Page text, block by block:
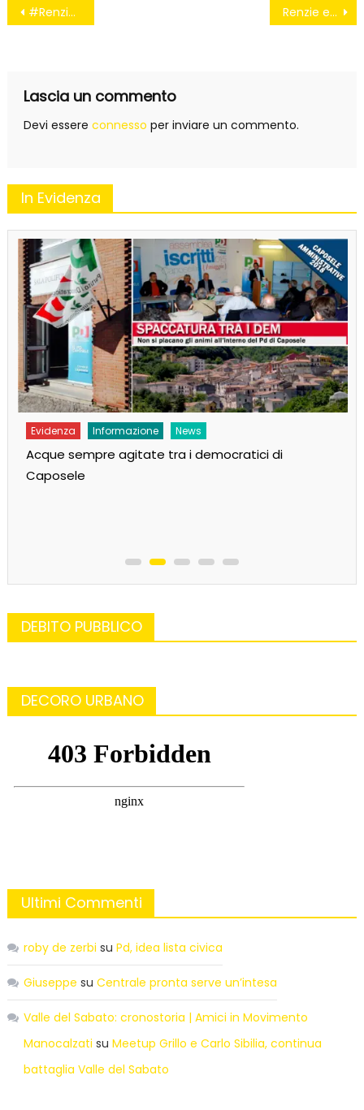
Navigazione
#Renzie2lavendetta Renzie e Dell’Utri per me pari sono
Lascia un commento
Devi essere connesso per inviare un commento.
In Evidenza
Evidenza Informazione News
Sarà Pd-Arcobaleno? Avanzano tre liste per il
paese delle sorgenti
DEBITO PUBBLICO
DECORO URBANO
Ultimi Commenti
roby de zerbi su Pd, idea lista civica
Giuseppe su Centrale pronta serve un’intesa
Valle del Sabato: cronostoria | Amici in Movimento
Manocalzati su Meetup Grillo e Carlo Sibilia, continua
battaglia Valle del Sabato